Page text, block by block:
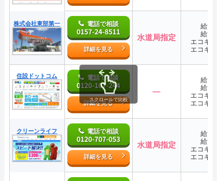
株式会社東部第一 電話で相談
0157-24-8511
詳細を見る
水道局指定
給湯
給湯
エコキ
エコキ
住設ドットコム 電話で相談
0120-107-244
詳細を見る
―
給湯
給湯
エコキ
エコキ
クリーンライフ 電話で相談
0120-707-053
詳細を見る
水道局指定
給湯
給湯
エコキ
エコキ
スクロールで比較